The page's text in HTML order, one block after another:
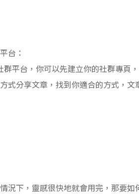
台：
平台，你可以先建立你的社群專頁，
式分享文章，找到你適合的方式，文
況下，靈感很快地就會用完，那要如